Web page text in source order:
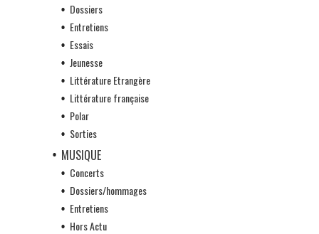
Dossiers
Entretiens
Essais
Jeunesse
Littérature Etrangère
Littérature française
Polar
Sorties
MUSIQUE
Concerts
Dossiers/hommages
Entretiens
Hors Actu